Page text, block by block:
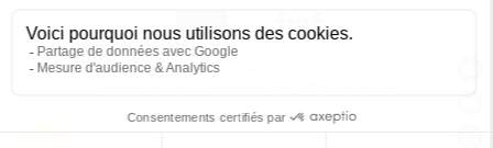
La Cinémathèque de Toulouse
La Cinémathèque de Toulouse © 2015. Tous droits réservés.